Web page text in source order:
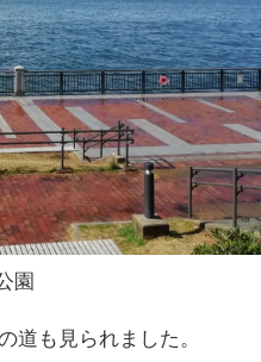
園
道も見られました。